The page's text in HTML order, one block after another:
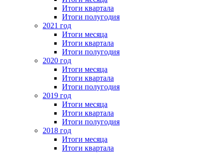
Итоги квартала
Итоги полугодия
2021 год
Итоги месяца
Итоги квартала
Итоги полугодия
2020 год
Итоги месяца
Итоги квартала
Итоги полугодия
2019 год
Итоги месяца
Итоги квартала
Итоги полугодия
2018 год
Итоги месяца
Итоги квартала